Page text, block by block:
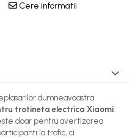
Cere informatii
dumneavoastra
trotineta electrica Xiaomi.
doar pentru avertizarea
la trafic, ci